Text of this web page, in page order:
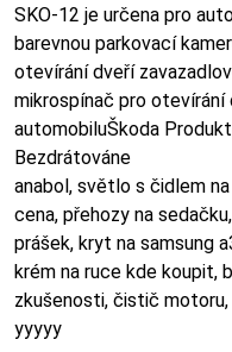
SKO-12 je určena pro
barevnou parkovací
otevírání dveří
mikrospínač pro
automobiluŠkoda
Bezdrátováne
anabol, světlo s čidlem
cena, přehozy na
prášek, kryt na samsung
krém na ruce kde koupit,
zkušenosti, čistič
yyyyy